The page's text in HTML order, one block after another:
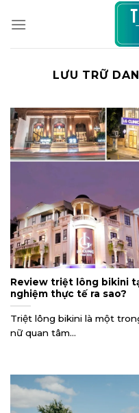
đến
LƯU TRỮ
Review triệt lông bikini
nghiệm thực tế ra sao?
Triệt lông bikini là một
nữ quan tâm...